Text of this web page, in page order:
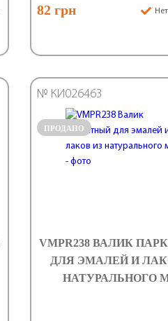
82 грн
ПРОДАНО
№ КИ026463
VMPR238 ВАЛИК
ДЛЯ ЭМАЛЕЙ И
НАТУРАЛЬНОГО